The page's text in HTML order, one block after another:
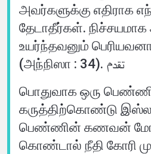
அவர்களுக்கு எதிராக
தேடாதீர்கள்.
உயர்ந்தவனும்
(அந்நிஸா : 34). تقدم
பொதுவாக ஒரு
கருத்திற்கொண்டு
பெண்ணின் கணவன்
கொண்டால் நீதி கோரி